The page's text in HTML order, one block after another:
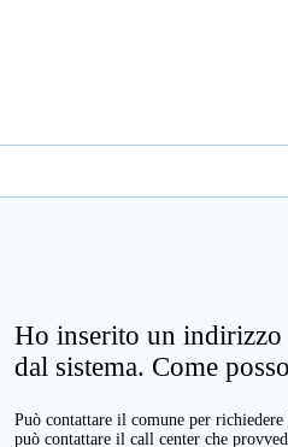
Ho inserito un indirizzo
dal sistema. Come
Può contattare il comune per
può contattare il call center che